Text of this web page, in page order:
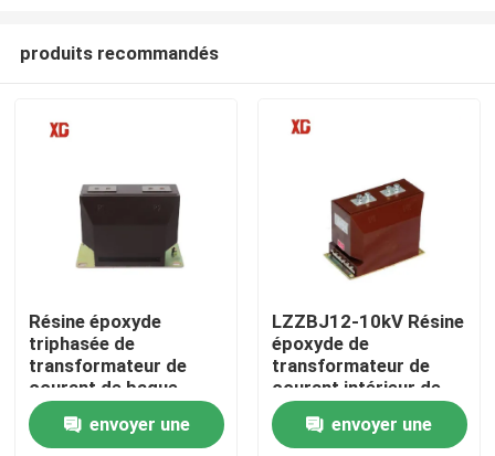
Maison
Produits
Au sujet de nous
produits recommandés
Résine époxyde
triphasée de
transformateur de
courant de bague
moulée LZZBJ9 10kV
envoyer une
LZZBJ12-10kV Résine
époxyde de
transformateur de
courant intérieur de
type renforcé
entièrement fermé
envoyer une